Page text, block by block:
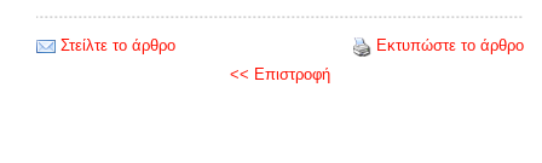
Στείλτε το άρθρο
Εκτυπώστε το άρθρο
<< Επιστροφή